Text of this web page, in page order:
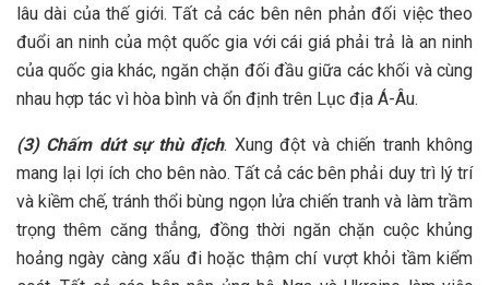
lâu dài của thế giới. Tất cả các bên nên phản đối việc theo
đuổi an ninh của một quốc gia với cái giá phải trả là an ninh
của quốc gia khác, ngăn chặn đối đầu giữa các khối và cùng
nhau hợp tác vì hòa bình và ổn định trên Lục địa Á-Âu.
(3) Chấm dứt sự thù địch. Xung đột và chiến tranh không
mang lại lợi ích cho bên nào. Tất cả các bên phải duy trì lý trí
và kiềm chế, tránh thổi bùng ngọn lửa chiến tranh và làm trầm
trọng thêm căng thẳng, đồng thời ngăn chặn cuộc khủng
hoảng ngày càng xấu đi hoặc thậm chí vượt khỏi tầm kiểm